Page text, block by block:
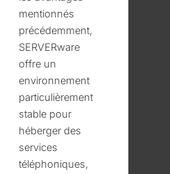
mentionnés
précédemment,
SERVERware
offre un
environnement
particulièrement
stable pour
héberger des
services
téléphoniques,